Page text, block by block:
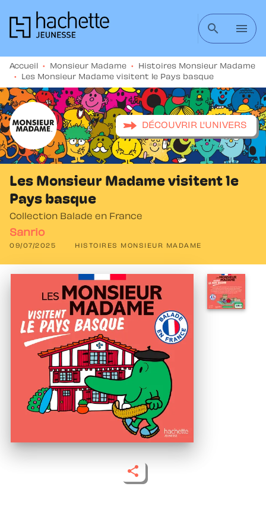
MENU RECHERCHE CONTENU
search menu
Accueil • Monsieur Madame •
Histoires Monsieur Madame
•
Les Monsieur Madame visitent le Pays basque
DÉCOUVRIR L'UNIVERS
Les Monsieur Madame visitent le
Pays basque
Collection Balade en France
Sanrio
09/07/2025 HISTOIRES MONSIEUR MADAME